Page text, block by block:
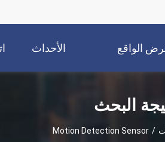
الواقع
الافتراضي
الأحداث
البحث
/
Motion Detection Sensor